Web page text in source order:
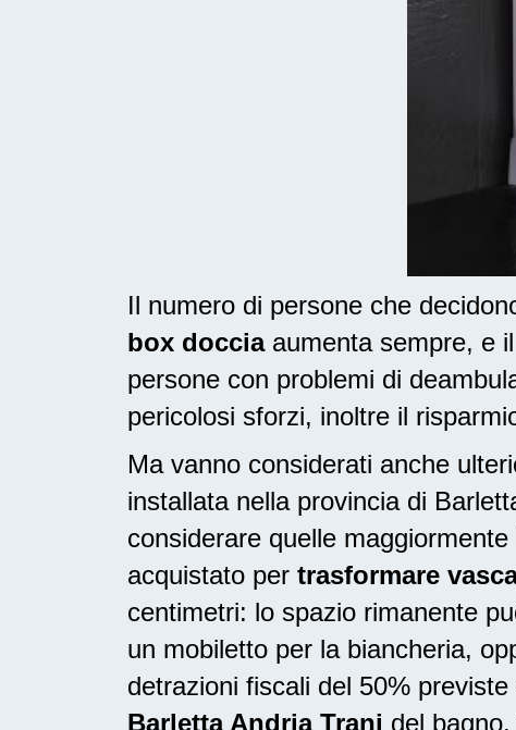
Il numero di persone che
box docciaaumenta sempre, e
persone con problemi di
pericolosi sforzi, inoltre il
Ma vanno considerati anche
installata nella provincia di
considerare quelle
acquistato per trasformare
centimetri: lo spazio rimanente
un mobiletto per la biancheria,
detrazioni fiscali del 50%
Barletta Andria Trani del